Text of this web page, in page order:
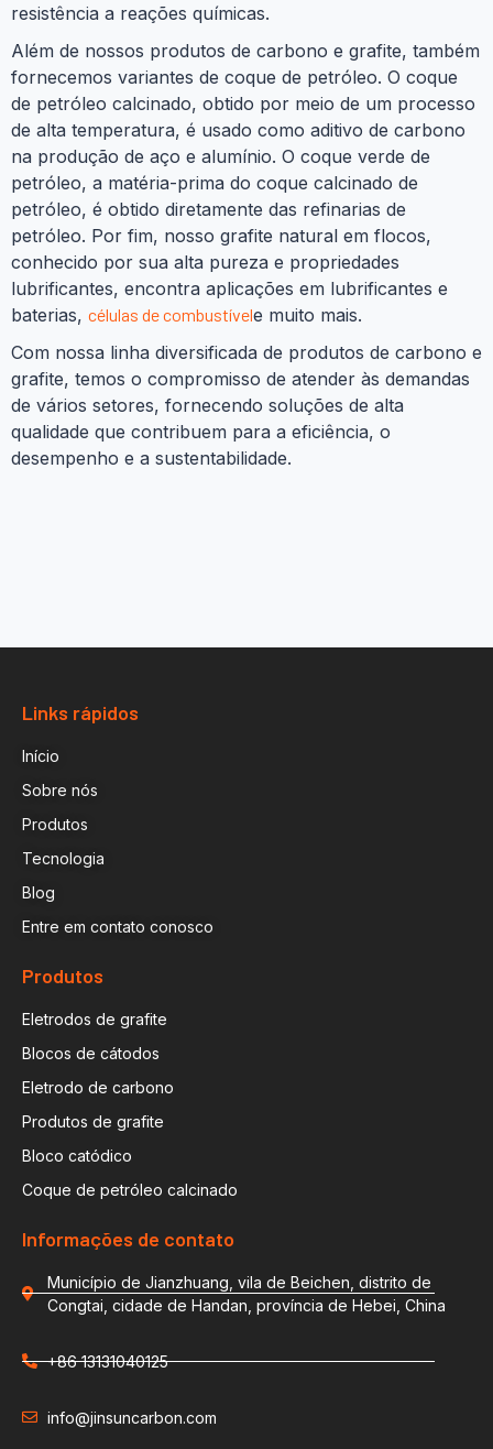
resistência a reações químicas.
Além de nossos produtos de carbono e grafite, também
fornecemos variantes de coque de petróleo. O coque
de petróleo calcinado, obtido por meio de um processo
de alta temperatura, é usado como aditivo de carbono
na produção de aço e alumínio. O coque verde de
petróleo, a matéria-prima do coque calcinado de
petróleo, é obtido diretamente das refinarias de
petróleo. Por fim, nosso grafite natural em flocos,
conhecido por sua alta pureza e propriedades
lubrificantes, encontra aplicações em lubrificantes e
baterias, células de combustívele muito mais.
Com nossa linha diversificada de produtos de carbono e
grafite, temos o compromisso de atender às demandas
de vários setores, fornecendo soluções de alta
qualidade que contribuem para a eficiência, o
desempenho e a sustentabilidade.
Links rápidos
Início
Sobre nós
Produtos
Tecnologia
Blog
Entre em contato conosco
Produtos
Eletrodos de grafite
Blocos de cátodos
Eletrodo de carbono
Produtos de grafite
Bloco catódico
Coque de petróleo calcinado
Informações de contato
Município de Jianzhuang, vila de Beichen, distrito de
Congtai, cidade de Handan, província de Hebei, China
+86 13131040125
info@jinsuncarbon.com